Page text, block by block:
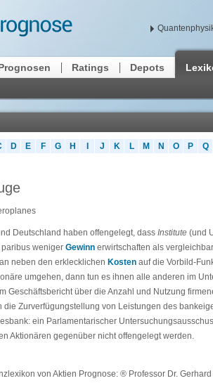
Ratings Depots
D E F G H J K L M N O P Q
Deutschland haben offengelegt, dass Institute (und
weniger Gewinn erwirtschaften als
neben den erklecklichen Kosten auf die Vorbild-
umgehen, dann tun es ihnen alle anderen im
Geschäftsbericht über die Anzahl und Nutzung
die Zurverfügungstellung von Leistungen des
ein Parlamentarischer
Aktionären gegenüber nicht offengelegt werden.
von Aktien Prognose: ® Professor Dr.